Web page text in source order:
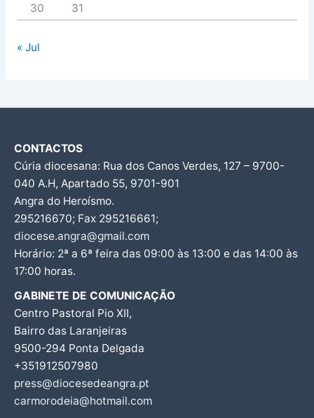
30
31
« Jul
CONTACTOS
Cúria diocesana: Rua dos Canos Verdes, 127 – 9700-
040 A.H, Apartado 55, 9701-901
Angra do Heroísmo.
295216670; Fax 295216661;
diocese.angra@gmail.com
Horário: 2ª a 6ª feira das 09:00 às 13:00 e das 14:00 às
17:00 horas.
GABINETE DE COMUNICAÇÃO
Centro Pastoral Pio XII,
Bairro das Laranjeiras
9500-294 Ponta Delgada
+351912507980
press@diocesedeangra.pt
carmorodeia@hotmail.com